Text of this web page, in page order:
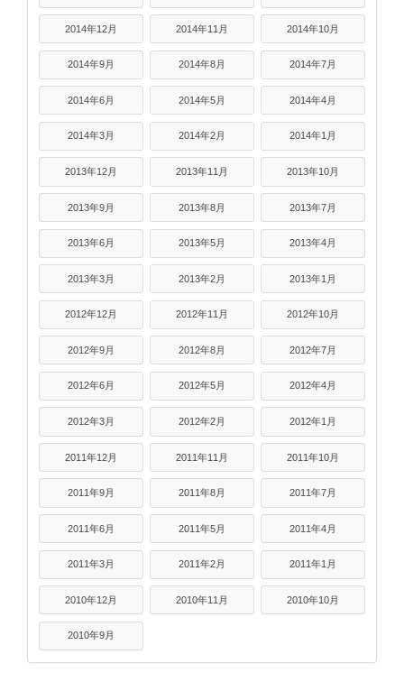
2014年12月 2014年11月 2014年10月
2014年9月 2014年8月 2014年7月
2014年6月 2014年5月 2014年4月
2014年3月 2014年2月 2014年1月
2013年12月 2013年11月 2013年10月
2013年9月 2013年8月 2013年7月
2013年6月 2013年5月 2013年4月
2013年3月 2013年2月 2013年1月
2012年12月 2012年11月 2012年10月
2012年9月 2012年8月 2012年7月
2012年6月 2012年5月 2012年4月
2012年3月 2012年2月 2012年1月
2011年12月 2011年11月 2011年10月
2011年9月 2011年8月 2011年7月
2011年6月 2011年5月 2011年4月
2011年3月 2011年2月 2011年1月
2010年12月 2010年11月 2010年10月
2010年9月